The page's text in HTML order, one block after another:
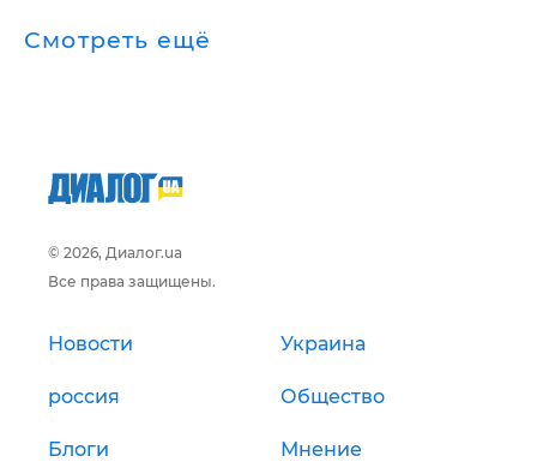
Смотреть ещё
© 2026, Диалог.ua
Все права защищены.
Новости Украина
россия Общество
Блоги Мнение